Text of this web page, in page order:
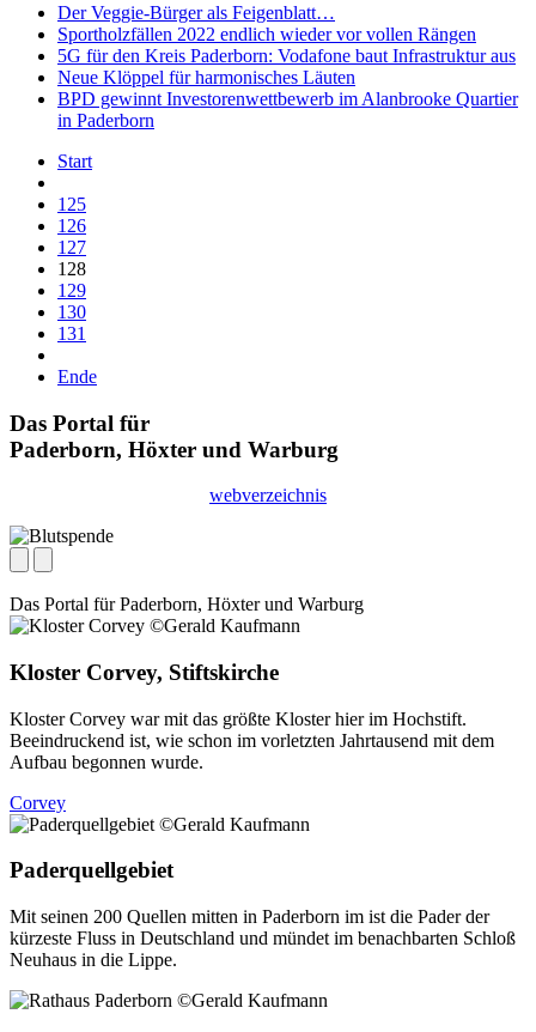
Der Veggie-Bürger als Feigenblatt…
Sportholzfällen 2022 endlich wieder vor vollen Rängen
5G für den Kreis Paderborn: Vodafone baut Infrastruktur aus
Neue Klöppel für harmonisches Läuten
BPD gewinnt Investorenwettbewerb im Alanbrooke Quartier
in Paderborn
Start
125
126
127
128
129
130
131
Ende
Das Portal für
Paderborn, Höxter und Warburg
webverzeichnis
Das Portal fürPaderborn, Höxterund Warburg
Kloster Corvey, Stiftskirche
Kloster Corvey war mit das größte Kloster hier im Hochstift.
Beeindruckend ist, wie schon im vorletzten Jahrtausend mit dem
Aufbau begonnen wurde.
Corvey
Paderquellgebiet
Mit seinen 200 Quellen mitten in Paderborn im ist die Pader der
kürzeste Fluss in Deutschland und mündet im benachbarten Schloß
Neuhaus in die Lippe.